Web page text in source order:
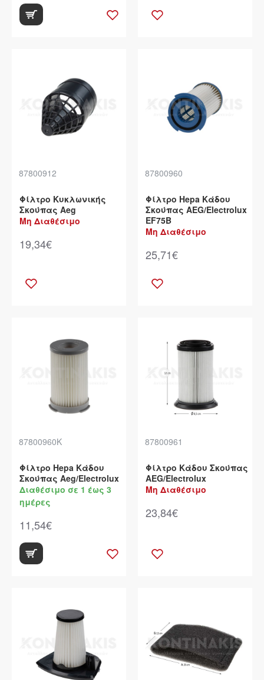
87800912
Φίλτρο Κυκλωνικής
Σκούπας Aeg
Μη Διαθέσιμο
19,34€
87800960
Φίλτρο Hepa Κάδου
Σκούπας AEG/Electrolux
EF75B
Μη Διαθέσιμο
25,71€
87800960Κ
Φίλτρο Hepa Κάδου
Σκούπας Aeg/Electrolux
Διαθέσιμο σε 1 έως 3
ημέρες
11,54€
87800961
Φίλτρο Κάδου Σκούπας
AEG/Electrolux
Μη Διαθέσιμο
23,84€